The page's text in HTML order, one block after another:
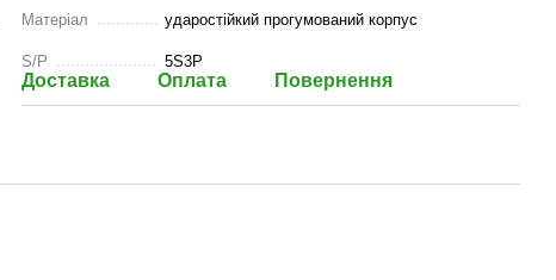
Матеріал ударостійкий прогумований корпус
S/P 5S3P
Доставка Оплата Повернення